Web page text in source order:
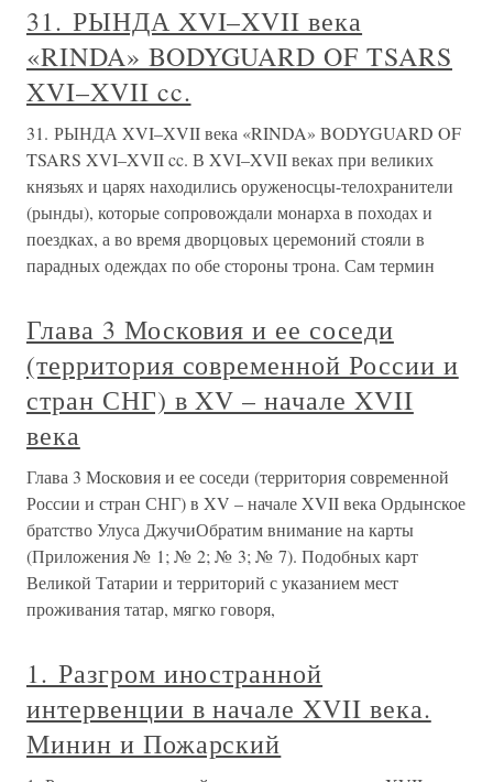
31. РЫНДА XVI–XVII века
«RINDA» BODYGUARD OF TSARS
XVI–XVII cc.
31. РЫНДА XVI–XVII века «RINDA» BODYGUARD OF
TSARS XVI–XVII cc. В XVI–XVII веках при великих
князьях и царях находились оруженосцы-телохранители
(рынды), которые сопровождали монарха в походах и
поездках, а во время дворцовых церемоний стояли в
парадных одеждах по обе стороны трона. Сам термин
Глава 3 Московия и ее соседи
(территория современной России и
стран СНГ) в XV – начале XVII
века
Глава 3 Московия и ее соседи (территория современной
России и стран СНГ) в XV – начале XVII века Ордынское
братство Улуса ДжучиОбратим внимание на карты
(Приложения № 1; № 2; № 3; № 7). Подобных карт
Великой Татарии и территорий с указанием мест
проживания татар, мягко говоря,
1. Разгром иностранной
интервенции в начале XVII века.
Минин и Пожарский